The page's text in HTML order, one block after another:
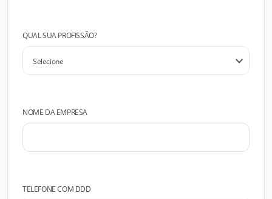
QUAL SUA PROFISSÃO?
NOME DA EMPRESA
TELEFONE COM DDD